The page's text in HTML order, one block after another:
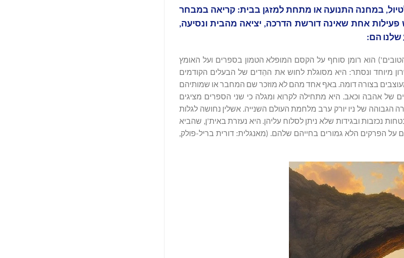
במחנה התנועה או מתחת למזגן בבית: קריאה במבחר
פעילות אחת שאינה דורשת הדרכה, יציאה מהבית ונסיעה,
שלנו הם:
הוא רומן סוחף על הקסם המופלא הטמון בספרים ועל האומץ
מיוחד ונסתר: היא מסוגלת לחוש את ההֵדים של הבעלים הקודמים
בצורה דומה. באף אחד מהם לא מוזכר שם המחבר או שמותיהם
של אהבה וכאב. היא מתחילה לקרוא ומגלה כי שני הספרים מציגים
הגבוהה של ניו יורק ערב מלחמת העולם השנייה. אשלין נחושה לגלות
נכזבות ובגידות שלא ניתן לסלוח עליהן. היא נעזרת באית'ן, שהביא
על הפרקים הלא גמורים בחייהם שלהם. (מאנגלית: דורית בריל-פולק,